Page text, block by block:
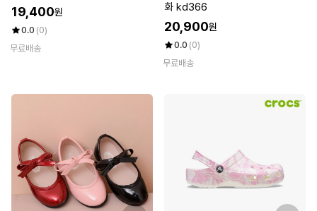
19,400원
0.0 (0)
무료배송
화 kd366
20,900원
0.0 (0)
무료배송